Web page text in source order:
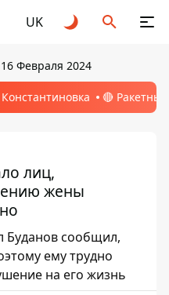
UK
Февраля 2024
🔴
лиц,
жены
Буданов сообщил,
ему трудно
на его жизнь